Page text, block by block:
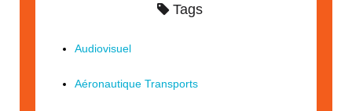
Tags
Audiovisuel
Aéronautique Transports